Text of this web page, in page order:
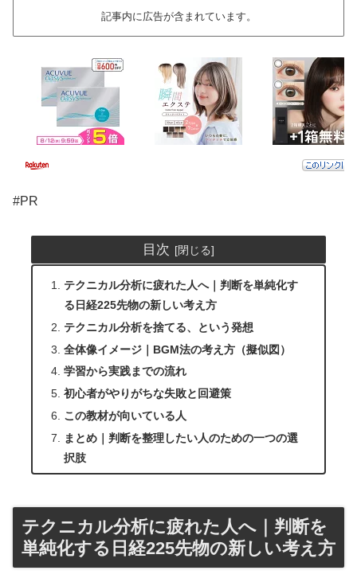
記事内に広告が含まれています。
#PR
目次
テクニカル分析に疲れた人へ｜判断を単純化す
る日経225先物の新しい考え方
テクニカル分析を捨てる、という発想
全体像イメージ｜BGM法の考え方（擬似図）
学習から実践までの流れ
初心者がやりがちな失敗と回避策
この教材が向いている人
まとめ｜判断を整理したい人のための一つの選
択肢
テクニカル分析に疲れた人へ｜判断を
単純化する日経225先物の新しい考え方